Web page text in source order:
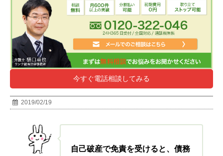
24時間年中無休で選ぶ
今すぐ電話相談してみる
2019/02/19
自己破産で免責を受けると、債務